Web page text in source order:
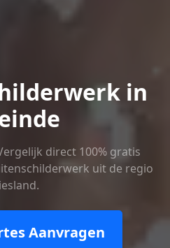
in
direct 100% gratis
uit de regio
Aanvragen